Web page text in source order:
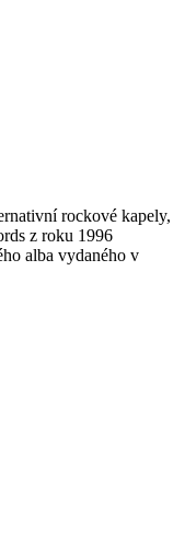
rockové kapely,
z roku 1996
alba vydaného v